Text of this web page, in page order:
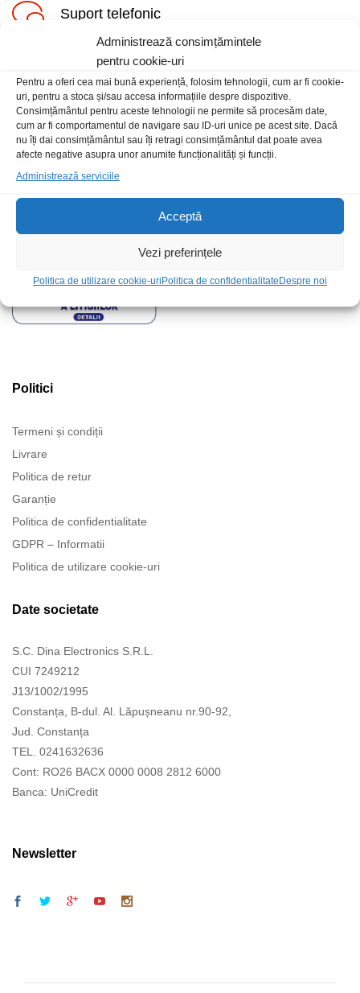
Administrează consimțămintele
pentru cookie-uri
Pentru a oferi cea mai bună experiență, folosim tehnologii, cum ar fi cookie-
uri, pentru a stoca și/sau accesa informațiile despre dispozitive.
Consimțământul pentru aceste tehnologii ne permite să procesăm date,
cum ar fi comportamentul de navigare sau ID-uri unice pe acest site. Dacă
nu îți dai consimțământul sau îți retragi consimțământul dat poate avea
afecte negative asupra unor anumite funcționalități și funcții.
Administrează serviciile
Acceptă
Vezi preferințele
Politica de utilizare cookie-uri Politica de confidentialitate Despre noi
Suport telefonic
Informatii
Contact
Locatia magazinului
Politici
Termeni și condiții
Livrare
Politica de retur
Garanție
Politica de confidentialitate
GDPR – Informatii
Politica de utilizare cookie-uri
Date societate
S.C. Dina Electronics S.R.L.
CUI 7249212
J13/1002/1995
Constanța, B-dul. Al. Lăpușneanu nr.90-92,
Jud. Constanța
TEL. 0241632636
Cont: RO26 BACX 0000 0008 2812 6000
Banca: UniCredit
Newsletter